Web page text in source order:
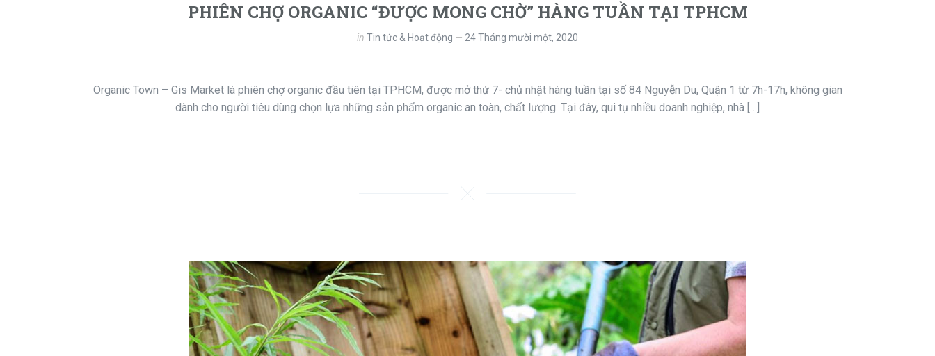
PHIÊN CHỢ ORGANIC “ĐƯỢC MONG CHỜ” HÀNG TUẦN TẠI TPHCM
in Tin tức & Hoạt động 24 Tháng mười một, 2020
Organic Town – Gis Market là phiên chợ organic đầu tiên tại TPHCM, được mở thứ 7- chủ nhật hàng tuần tại số 84 Nguyễn Du, Quận 1 từ 7h-17h, không gian
dành cho người tiêu dùng chọn lựa những sản phẩm organic an toàn, chất lượng. Tại đây, qui tụ nhiều doanh nghiệp, nhà […]